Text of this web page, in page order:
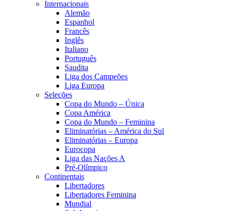
Internacionais
Alemão
Espanhol
Francês
Inglês
Italiano
Português
Saudita
Liga dos Campeões
Liga Europa
Seleções
Copa do Mundo – Única
Copa América
Copa do Mundo – Feminina
Eliminatórias – América do Sul
Eliminatórias – Europa
Eurocopa
Liga das Nações A
Pré-Olímpico
Continentais
Libertadores
Libertadores Feminina
Mundial